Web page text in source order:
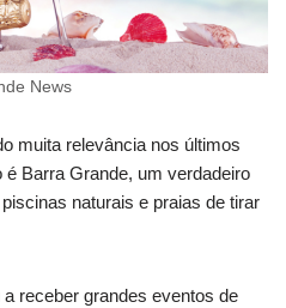
News
muita relevância nos últimos
Barra Grande, um verdadeiro
naturais e praias de tirar
receber grandes eventos de